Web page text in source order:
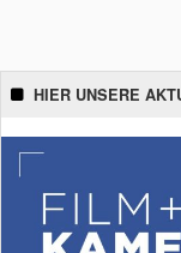
HIER UNSERE